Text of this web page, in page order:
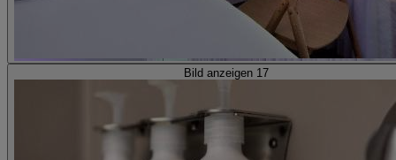
Bild anzeigen 17